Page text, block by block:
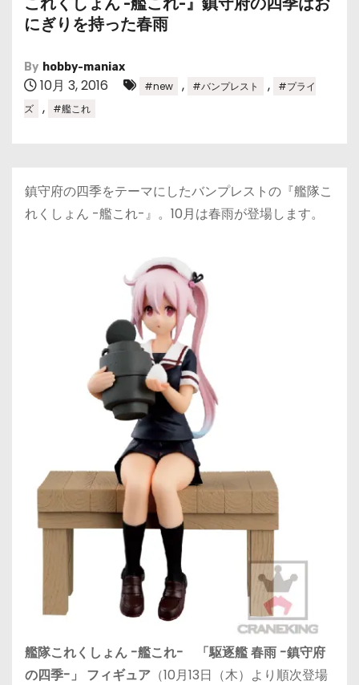
にぎりを持った春雨
By hobby-maniax
10月 3, 2016 #new , #バンプレスト ,
#プライ
ズ
, #艦これ
鎮守府の四季をテーマにしたバンプレストの『艦隊こ
れくしょん -艦これ-』。10月は春雨が登場します。
艦隊これくしょん -艦これ- 「駆逐艦 春雨 -鎮守府
の四季-」 フィギュア （10月13日（木）より順次登場